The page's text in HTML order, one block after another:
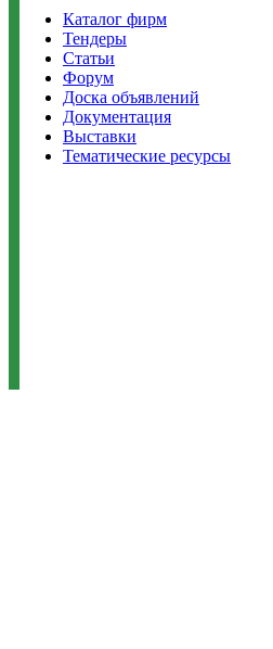
Каталог фирм
Тендеры
Статьи
Форум
Доска объявлений
Документация
Выставки
Тематические ресурсы